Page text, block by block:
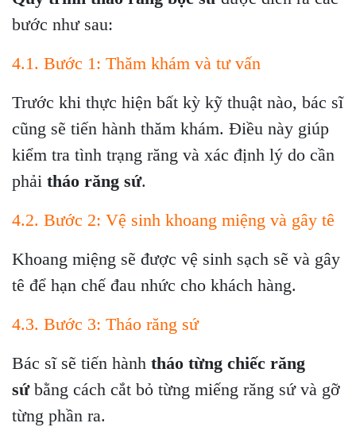
bước như sau:
4.1. Bước 1: Thăm khám và tư vấn
Trước khi thực hiện bất kỳ kỹ thuật nào, bác sĩ
cũng sẽ tiến hành thăm khám. Điều này giúp
kiểm tra tình trạng răng và xác định lý do cần
phải tháo răng sứ.
4.2. Bước 2: Vệ sinh khoang miệng và gây tê
Khoang miệng sẽ được vệ sinh sạch sẽ và gây
tê để hạn chế đau nhức cho khách hàng.
4.3. Bước 3: Tháo răng sứ
Bác sĩ sẽ tiến hành tháo từng chiếc răng
sứbằng cách cắt bỏ từng miếng răng sứ và gỡ
từng phần ra.